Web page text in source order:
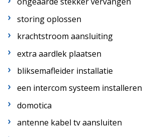
storing oplossen
krachtstroom aansluiting
extra aardlek plaatsen
bliksemafleider installatie
een intercom systeem installeren
domotica
antenne kabel tv aansluiten